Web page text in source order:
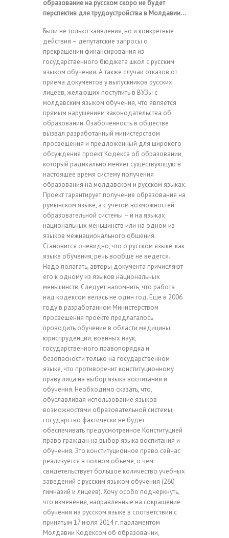
образование на русском скоро не будет
перспектив для трудоустройства в Молдавии…
Были не только заявления, но и конкретные
действия – депутатские запросы о
прекращении финансирования из
государственного бюджета школ с русским
языком обучения. А также случаи отказов от
приема документов у выпускников русских
лицеев, желающих поступить в ВУЗы с
молдавским языком обучения, что является
прямым нарушением законодательства об
образовании. Озабоченность в обществе
вызвал разработанный министерством
просвещения и предложенный для широкого
обсуждения проект Кодекса об образовании,
который радикально меняет существующую в
настоящее время систему получения
образования на молдавском и русском языках.
Проект гарантирует получение образования на
румынском языке, а с учетом возможностей
образовательной системы – и на языках
национальных меньшинств или на одном из
языков межнационального общения.
Становится очевидно, что о русском языке, как
языке обучения, речь вообще не ведется.
Надо полагать, авторы документа причисляют
его к одному из языков национальных
меньшинств. Следует напомнить, что работа
над кодексом велась не один год. Еще в 2006
году в разработанном Министерством
просвещения проекте предлагалось
проводить обучение в области медицины,
юриспруденции, военных наук,
государственного правопорядка и
безопасности только на государственном
языке, что противоречит конституционному
праву лица на выбор языка воспитания и
обучения. Необходимо сказать, что,
обуславливая использование языков
возможностями образовательной системы,
государство фактически не будет
обеспечивать предусмотренное Конституцией
право граждан на выбор языка воспитания и
обучения. Это конституционное право сейчас
реализуется в полном объеме, о чем
свидетельствует большое количество учебных
заведений с русским языком обучения (260
гимназий и лицеев). Хочу особо подчеркнуть,
что изменения, направленные на сокращение
обучения на русском языке в соответствии с
принятым 17 июля 2014 г. парламентом
Молдавии Кодексом об образовании,